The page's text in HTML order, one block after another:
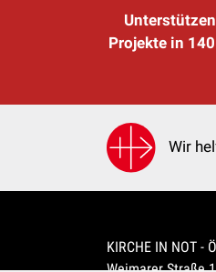
Projekte in
Wir
KIRCHE IN NOT -